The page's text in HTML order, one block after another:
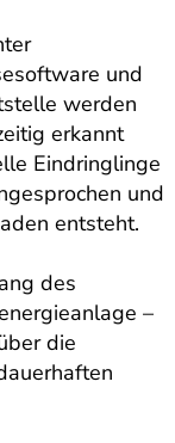
und
werden
erkannt
Eindringlinge
und
entsteht.
des
–
die